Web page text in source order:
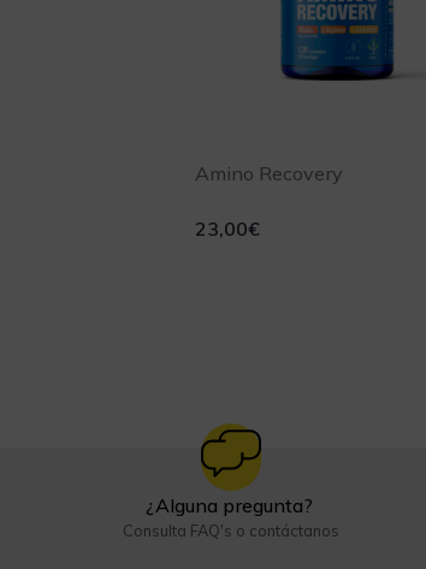
Amino Recovery
23,00€
¿Alguna pregunta?
Consulta FAQ's o contáctanos